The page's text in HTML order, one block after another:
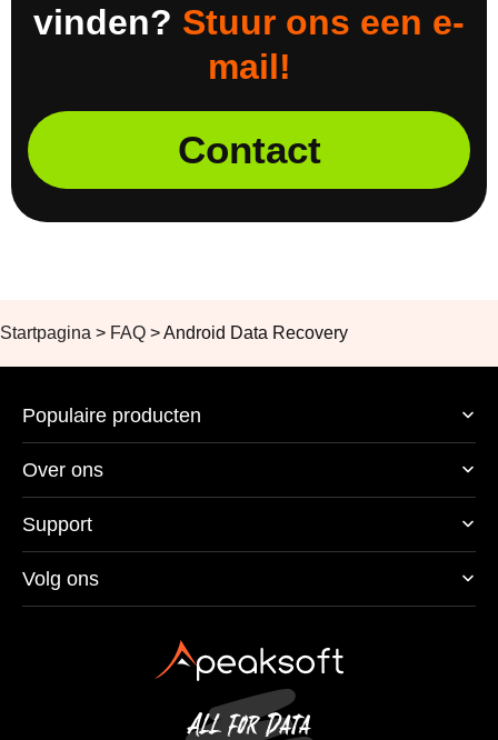
vinden? Stuur ons een e-
mail!
Contact
Startpagina > FAQ >Android Data Recovery
Populaire producten
Over ons
Support
Volg ons